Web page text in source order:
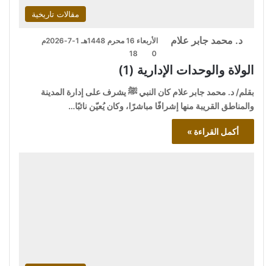
مقالات تاريخية
د. محمد جابر علام
الأربعاء 16 محرم 1448هـ 1-7-2026م
0
18
الولاة والوحدات الإدارية (1)
بقلم/ د. محمد جابر علام كان النبي ﷺ يشرف على إدارة المدينة
والمناطق القريبة منها إشرافًا مباشرًا، وكان يُعيّن نائبًا…
أكمل القراءة »